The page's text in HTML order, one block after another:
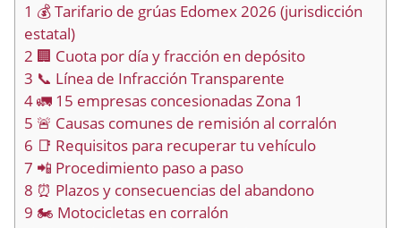
1 💰 Tarifario de grúas Edomex 2026 (jurisdicción
estatal)
2 🏢 Cuota por día y fracción en depósito
3 📞 Línea de Infracción Transparente
4🚛 15 empresas concesionadas Zona 1
5 🚨 Causas comunes de remisión al corralón
6 📑 Requisitos para recuperar tu vehículo
7 📲 Procedimiento paso a paso
8 ⏰ Plazos y consecuencias del abandono
9 🏍️ Motocicletas en corralón